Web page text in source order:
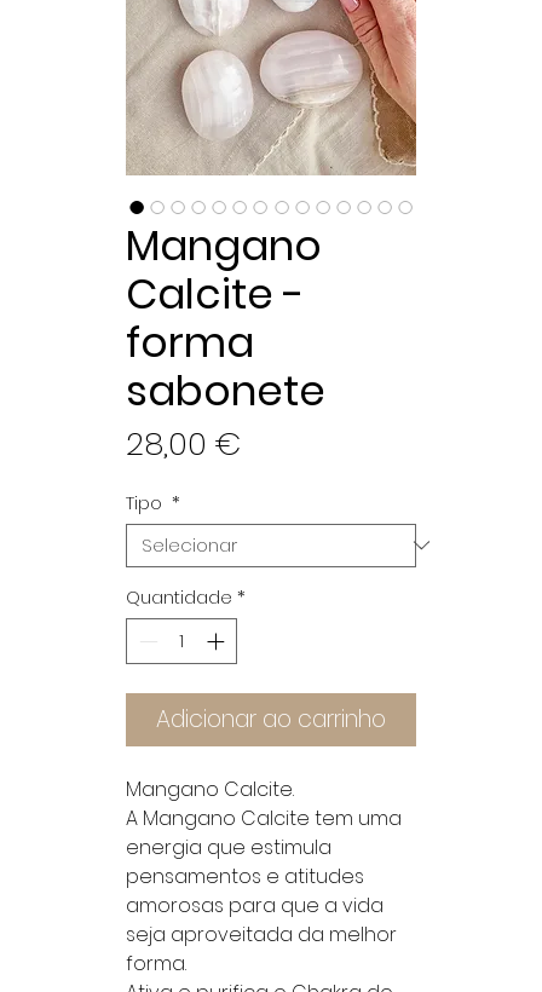
Mangano
Calcite -
forma
sabonete
28,00 €
Tipo *
Quantidade *
Adicionar ao carrinho
Mangano Calcite.
A Mangano Calcite tem uma
energia que estimula
pensamentos e atitudes
amorosas para que a vida
seja aproveitada da melhor
forma.